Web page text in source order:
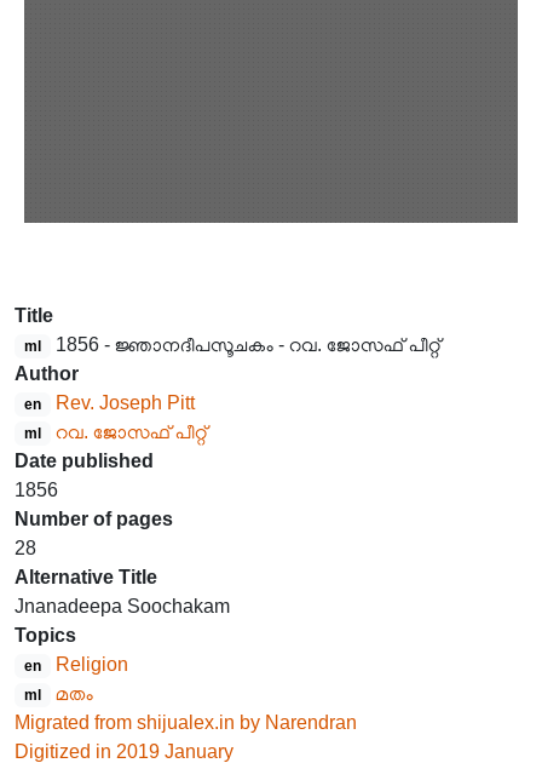
Title
ml
1856 - ജ്ഞാനദീപസൂചകം - റവ. ജോസഫ് പീറ്റ്
Author
en Rev. Joseph Pitt
ml
റവ. ജോസഫ് പീറ്റ്
Date published
1856
Number of pages
28
Alternative Title
Jnanadeepa Soochakam
Topics
en Religion
ml
മതം
Migrated from shijualex.in by Narendran
Digitized in 2019 January